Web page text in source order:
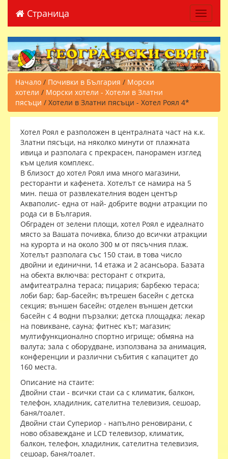
Страница Toggle
Начало / Почивки в България / Морски
хотели / Морски хотели - Хотели в Златни
пясъци / Хотели в Златни пясъци - Хотел Роял 4*
Хотел Роял е разположен в централната част на к.к.
Златни пясъци, на няколко минути от плажната
ивица и разполага с прекрасен, панорамен изглед
към целия комплекс.
В близост до хотел Роял има много магазини,
ресторанти и кафенета. Хотелът се намира на 5
мин. пеша от развлекателния воден център
Акваполис- една от най- добрите водни атракции по
рода си в България.
Обграден от зелени площи, хотел Роял е идеалнато
място за Вашата почивка, близо до всички атракции
на курорта и на около 300 м от пясъчния плаж.
Хотелът разполага със 150 стаи, в това число
двойни и единични, 14 етажа и 2 асансьора. Базата
на обекта включва: ресторант с открита,
амфитеатрална тераса; пицария; барбекю тераса;
лоби бар; бар-басейн; вътрешен басейн с детскa
секция; външен басейн; отделен външен детски
басейн с 4 водни пързалки; детска площадка; лекар
на повикване, сауна; фитнес кът; магазин;
мултифункционално спортно игрище; обмяна на
валута; зала с оборудване, използвана за анимация,
конференции и различни събития с капацитет до
160 места.
Описание на стаите:
Двойни стаи - всички стаи са с климатик, балкон,
телефон, хладилник, сателитна телевизия, сешоар,
баня/тоалет.
Двойни стаи Супериор - напълно реновирани, с
ново обзавеждане и LCD телевизор, климатик,
балкон, телефон, хладилник, сателитна телевизия,
сешоар, баня/тоалет.